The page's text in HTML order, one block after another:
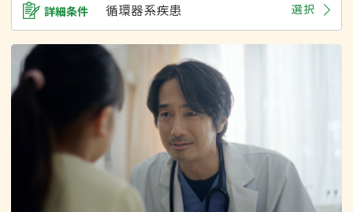
詳細条件 循環器系疾患 選択